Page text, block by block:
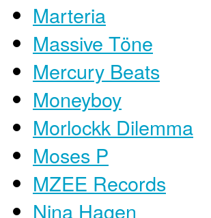
Marteria
Massive Töne
Mercury Beats
Moneyboy
Morlockk Dilemma
Moses P
MZEE Records
Nina Hagen